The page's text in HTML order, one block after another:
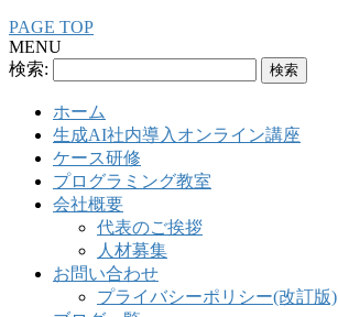
PAGE TOP
MENU
検索:
ホーム
生成AI社内導入オンライン講座
ケース研修
プログラミング教室
会社概要
代表のご挨拶
人材募集
お問い合わせ
プライバシーポリシー(改訂版)